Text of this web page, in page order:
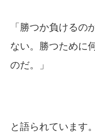
「勝つか負けるの
ない。勝つために
のだ。」
と語られています。